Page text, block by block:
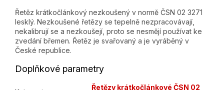
Řetěz krátkočlánkový nezkoušený v normě ČSN 02 3271
lesklý. Nezkoušené řetězy se tepelně nezpracovávají,
nekalibrují se a nezkoušejí, proto se nesmějí používat ke
zvedání břemen. Řetěz je svařovaný a je vyráběný v
České republice.
Doplňkové parametry
Řetězy krátkočlánkové ČSN 02